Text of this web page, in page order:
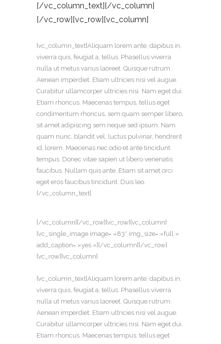
[/vc_column_text][/vc_column]
[/vc_row][vc_row][vc_column]
[vc_column_text]Aliquam lorem ante, dapibus in,
viverra quis, feugiat a, tellus. Phasellus viverra
nulla ut metus varius laoreet. Quisque rutrum.
Aenean imperdiet. Etiam ultricies nisi vel augue.
Curabitur ullamcorper ultricies nisi. Nam eget dui.
Etiam rhoncus. Maecenas tempus, tellus eget
condimentum rhoncus, sem quam semper libero,
sit amet adipiscing sem neque sed ipsum. Nam
quam nunc, blandit vel, luctus pulvinar, hendrerit
id, lorem. Maecenas nec odio et ante tincidunt
tempus. Donec vitae sapien ut libero venenatis
faucibus. Nullam quis ante. Etiam sit amet orci
eget eros faucibus tincidunt. Duis leo.
[/vc_column_text]
[/vc_column][/vc_row][vc_row][vc_column]
[vc_single_image image= »83″ img_size= »full »
add_caption= »yes »][/vc_column][/vc_row]
[vc_row][vc_column]
[vc_column_text]Aliquam lorem ante, dapibus in,
viverra quis, feugiat a, tellus. Phasellus viverra
nulla ut metus varius laoreet. Quisque rutrum.
Aenean imperdiet. Etiam ultricies nisi vel augue.
Curabitur ullamcorper ultricies nisi. Nam eget dui.
Etiam rhoncus. Maecenas tempus, tellus eget